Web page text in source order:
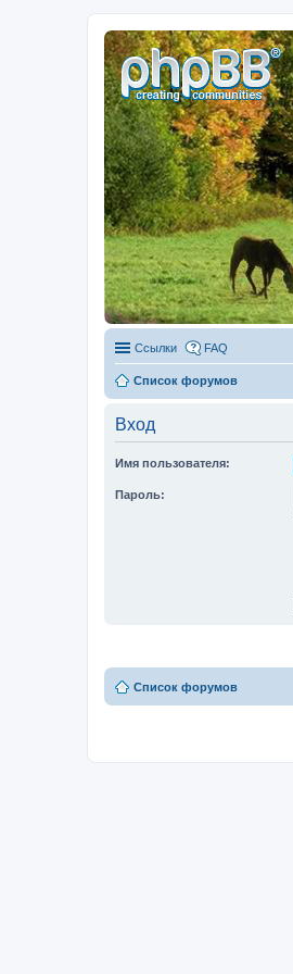
Ссылки FAQ
Список форумов
Вход
Имя пользователя:
Пароль:
Список форумов